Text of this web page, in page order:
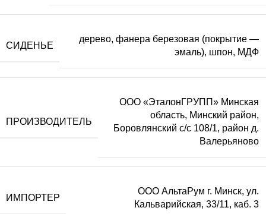
СИДЕНЬЕ
дерево, фанера березовая (покрытие —
эмаль), шпон, МДФ
ПРОИЗВОДИТЕЛЬ
ООО «ЭталонГРУПП» Минская
область, Минский район,
Боровлянский с/с 108/1, район д.
Валерьяново
ИМПОРТЕР
ООО АльтаРум г. Минск, ул.
Кальварийская, 33/11, каб. 3